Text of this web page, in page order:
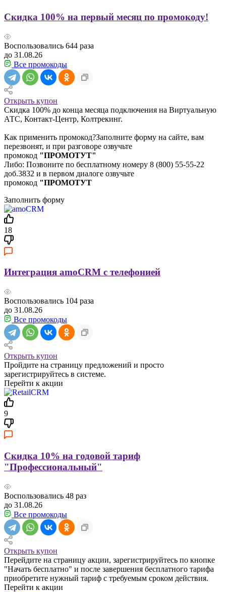
Скидка 100% на первый месяц по промокоду!
Воспользовались 644 раза
до 31.08.26
Все промокоды
Открыть купон
Скидка 100% до конца месяца подключения на Виртуальную
АТС, Контакт-Центр, Колтрекинг.
Как применить промокод?Заполните форму на сайте, вам
перезвонят, и при разговоре озвучьте
промокод "ПРОМОТУТ"
Либо: Позвоните по бесплатному номеру 8 (800) 55-55-22
доб.3832 и в первом диалоге озвучьте
промокод "ПРОМОТУТ
Заполнить форму
18
Интеграция amoCRM с телефонией
Воспользовались 104 раза
до 31.08.26
Все промокоды
Открыть купон
Пройдите на страницу предложений и просто
зарегистрируйтесь в системе.
Перейти к акции
9
Скидка 10% на годовой тариф
"Профессиональный"
Воспользовались 48 раз
до 31.08.26
Все промокоды
Открыть купон
Перейдите на страницу акции, зарегистрируйтесь по кнопке
"Начать бесплатно" и после завершения бесплатного тарифа
приобретите нужный тариф с требуемым сроком действия.
Перейти к акции